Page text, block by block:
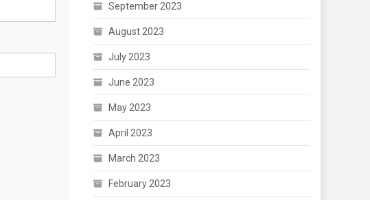
September 2023
August 2023
July 2023
June 2023
May 2023
April 2023
March 2023
February 2023